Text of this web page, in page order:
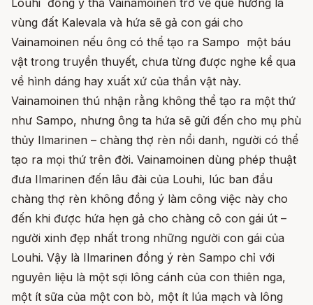
vùng đất Kalevala và hứa sẽ gả con gái cho
Vainamoinen nếu ông có thể tạo ra Sampo một báu
vật trong truyền thuyết, chưa từng được nghe kể qua
về hình dáng hay xuất xứ của thần vật này.
Vainamoinen thú nhận rằng không thể tạo ra một thứ
như Sampo, nhưng ông ta hứa sẽ gửi đến cho mụ phù
thủy Ilmarinen – chàng thợ rèn nổi danh, người có thể
tạo ra mọi thứ trên đời. Vainamoinen dùng phép thuật
đưa Ilmarinen đến lâu đài của Louhi, lúc ban đầu
chàng thợ rèn không đồng ý làm công việc này cho
đến khi được hứa hẹn gả cho chàng cô con gái út –
người xinh đẹp nhất trong những người con gái của
Louhi. Vậy là Ilmarinen đồng ý rèn Sampo chỉ với
nguyên liệu là một sợi lông cánh của con thiên nga,
một ít sữa của một con bò, một ít lúa mạch và lông